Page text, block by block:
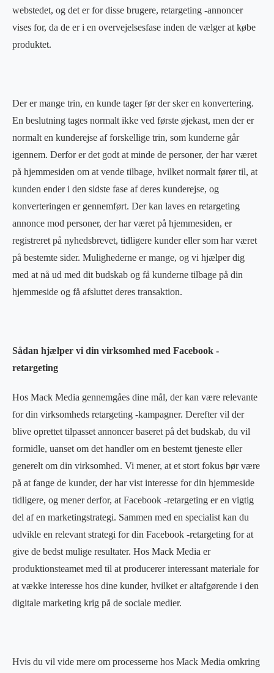
webstedet, og det er for disse brugere, retargeting -annoncer
vises for, da de er i en overvejelsesfase inden de vælger at købe
produktet.
Der er mange trin, en kunde tager før der sker en konvertering.
En beslutning tages normalt ikke ved første øjekast, men der er
normalt en kunderejse af forskellige trin, som kunderne går
igennem. Derfor er det godt at minde de personer, der har været
på hjemmesiden om at vende tilbage, hvilket normalt fører til, at
kunden ender i den sidste fase af deres kunderejse, og
konverteringen er gennemført. Der kan laves en retargeting
annonce mod personer, der har været på hjemmesiden, er
registreret på nyhedsbrevet, tidligere kunder eller som har været
på bestemte sider. Mulighederne er mange, og vi hjælper dig
med at nå ud med dit budskab og få kunderne tilbage på din
hjemmeside og få afsluttet deres transaktion.
Sådan hjælper vi din virksomhed med Facebook -
retargeting
Hos Mack Media gennemgåes dine mål, der kan være relevante
for din virksomheds retargeting -kampagner. Derefter vil der
blive oprettet tilpasset annoncer baseret på det budskab, du vil
formidle, uanset om det handler om en bestemt tjeneste eller
generelt om din virksomhed. Vi mener, at et stort fokus bør være
på at fange de kunder, der har vist interesse for din hjemmeside
tidligere, og mener derfor, at Facebook -retargeting er en vigtig
del af en marketingstrategi. Sammen med en specialist kan du
udvikle en relevant strategi for din Facebook -retargeting for at
give de bedst mulige resultater. Hos Mack Media er
produktionsteamet med til at producerer interessant materiale for
at vække interesse hos dine kunder, hvilket er altafgørende i den
digitale marketing krig på de sociale medier.
Hvis du vil vide mere om processerne hos Mack Media omkring